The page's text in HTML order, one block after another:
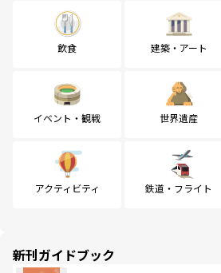
飲食 建築・アート
イベント・観戦 世界遺産
アクティビティ 鉄道・フライト
新刊ガイドブック